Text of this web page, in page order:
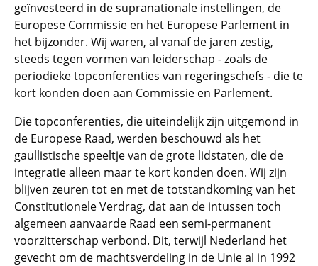
geïnvesteerd in de supranationale instellingen, de
Europese Commissie en het Europese Parlement in
het bijzonder. Wij waren, al vanaf de jaren zestig,
steeds tegen vormen van leiderschap - zoals de
periodieke topconferenties van regeringschefs - die te
kort konden doen aan Commissie en Parlement.
Die topconferenties, die uiteindelijk zijn uitgemond in
de Europese Raad, werden beschouwd als het
gaullistische speeltje van de grote lidstaten, die de
integratie alleen maar te kort konden doen. Wij zijn
blijven zeuren tot en met de totstandkoming van het
Constitutionele Verdrag, dat aan de intussen toch
algemeen aanvaarde Raad een semi-permanent
voorzitterschap verbond. Dit, terwijl Nederland het
gevecht om de machtsverdeling in de Unie al in 1992